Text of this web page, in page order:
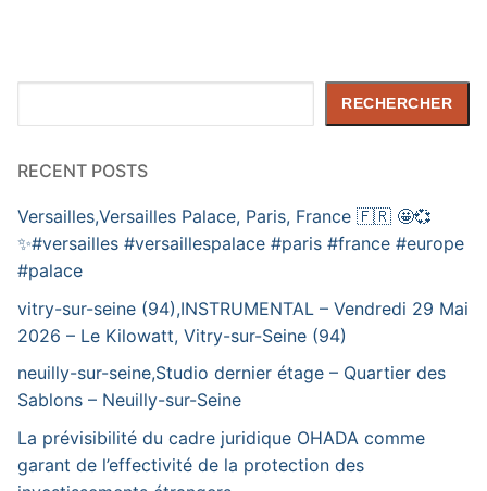
RECHERCHER
RECENT POSTS
Versailles,Versailles Palace, Paris, France 🇫🇷 🤩💞
✨️#versailles #versaillespalace #paris #france #europe
#palace
vitry-sur-seine (94),INSTRUMENTAL – Vendredi 29 Mai
2026 – Le Kilowatt, Vitry-sur-Seine (94)
neuilly-sur-seine,Studio dernier étage – Quartier des
Sablons – Neuilly-sur-Seine
La prévisibilité du cadre juridique OHADA comme
garant de l’effectivité de la protection des